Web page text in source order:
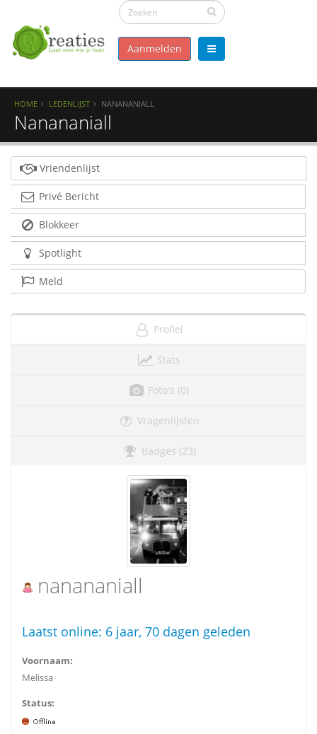
Aanmelden
HOME LEDENLIJST NANANANIALL
Nanananiall
Vriendenlijst
Privé Bericht
Blokkeer
Spotlight
Meld
Profiel
Stats
Foto's (0)
Vragenlijsten
Badges (23)
nanananiall
Laatst online: 6 jaar, 70 dagen geleden
Voornaam:
Melissa
Status: